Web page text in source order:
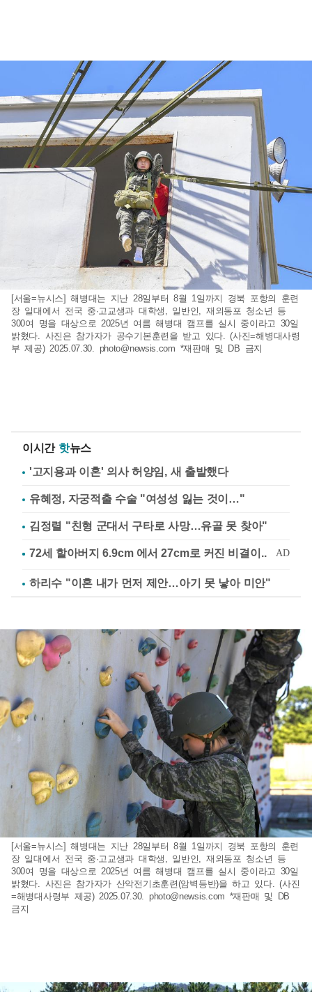
[서울=뉴시스] 해병대는 지난 28일부터 8월 1일까지 경북 포항의 훈련
장 일대에서 전국 중·고교생과 대학생, 일반인, 재외동포 청소년 등
300여 명을 대상으로 2025년 여름 해병대 캠프를 실시 중이라고 30일
밝혔다. 사진은 참가자가 공수기본훈련을 받고 있다. (사진=해병대사령
부 제공) 2025.07.30. photo@newsis.com *재판매 및 DB 금지
이시간 핫뉴스
'고지용과 이혼' 의사 허양임, 새 출발했다
유혜정, 자궁적출 수술 "여성성 잃는 것이…"
김정렬 "친형 군대서 구타로 사망…유골 못 찾아"
하리수 "이혼 내가 먼저 제안…아기 못 낳아 미안"
[서울=뉴시스] 해병대는 지난 28일부터 8월 1일까지 경북 포항의 훈련
장 일대에서 전국 중·고교생과 대학생, 일반인, 재외동포 청소년 등
300여 명을 대상으로 2025년 여름 해병대 캠프를 실시 중이라고 30일
밝혔다. 사진은 참가자가 산악전기초훈련(암벽등반)을 하고 있다. (사진
=해병대사령부 제공) 2025.07.30. photo@newsis.com *재판매 및 DB
금지